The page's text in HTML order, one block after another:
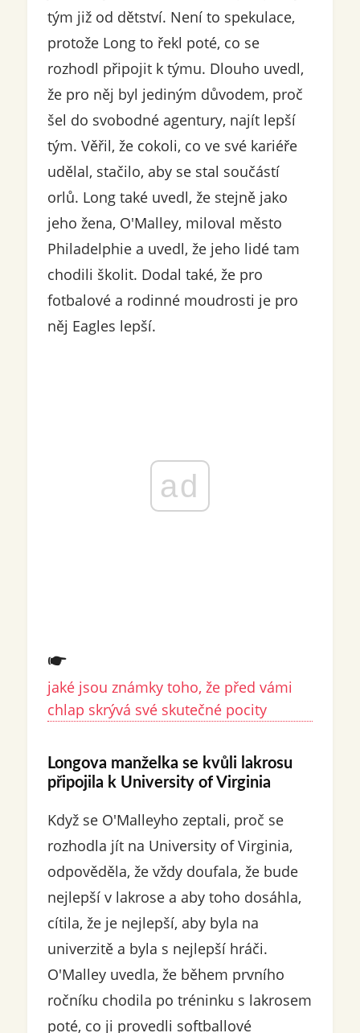
tým již od dětství. Není to spekulace,
protože Long to řekl poté, co se
rozhodl připojit k týmu. Dlouho uvedl,
že pro něj byl jediným důvodem, proč
šel do svobodné agentury, najít lepší
tým. Věřil, že cokoli, co ve své kariéře
udělal, stačilo, aby se stal součástí
orlů. Long také uvedl, že stejně jako
jeho žena, O'Malley, miloval město
Philadelphie a uvedl, že jeho lidé tam
chodili školit. Dodal také, že pro
fotbalové a rodinné moudrosti je pro
něj Eagles lepší.
ad
jaké jsou známky toho, že před vámi
chlap skrývá své skutečné pocity
Longova manželka se kvůli lakrosu
připojila k University of Virginia
Když se O'Malleyho zeptali, proč se
rozhodla jít na University of Virginia,
odpověděla, že vždy doufala, že bude
nejlepší v lakrose a aby toho dosáhla,
cítila, že je nejlepší, aby byla na
univerzitě a byla s nejlepší hráči.
O'Malley uvedla, že během prvního
ročníku chodila po tréninku s lakrosem
poté, co ji provedli softballové